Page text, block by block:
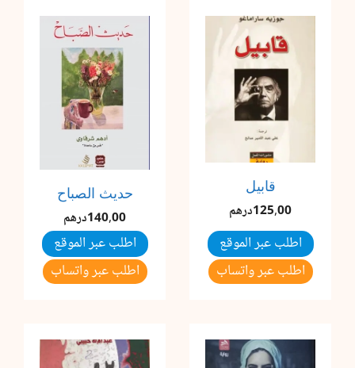
قابيل
125,00درهم
اطلب عبر الموقع
اطلب عبر واتساب
حديث الصباح
140,00درهم
اطلب عبر الموقع
اطلب عبر واتساب